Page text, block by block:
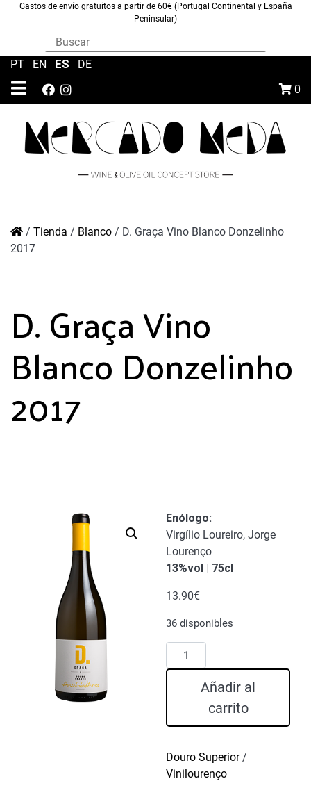
Gastos de envío gratuitos a partir de 60€ (Portugal Continental y España
Peninsular)
0
PT EN ES DE
/ Tienda / Blanco / D. Graça Vino Blanco Donzelinho
2017
D. Graça Vino
Blanco Donzelinho
2017
Enólogo:
Virgílio Loureiro, Jorge
Lourenço
13%vol | 75cl
13.90€
36 disponibles
Graça
Donzelinho
cantidad
Añadir al
carrito
Douro Superior/
Vinilourenço